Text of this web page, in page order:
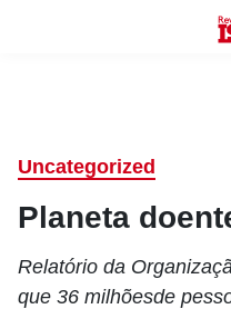
Uncategorized
Planeta
Relatório da
que 36 milhõesde